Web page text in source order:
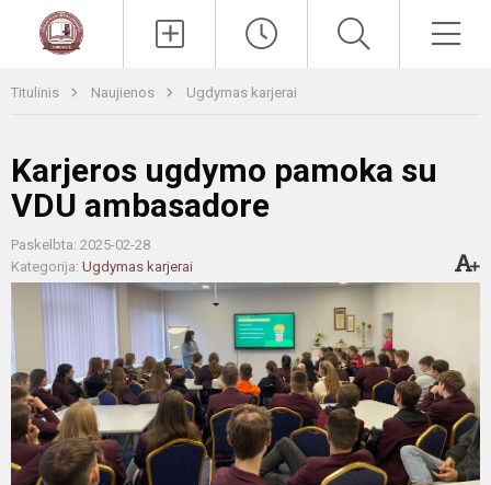
Titulinis Naujienos Ugdymas karjerai
Karjeros ugdymo pamoka su
VDU ambasadore
Paskelbta: 2025-02-28
Kategorija: Ugdymas karjerai